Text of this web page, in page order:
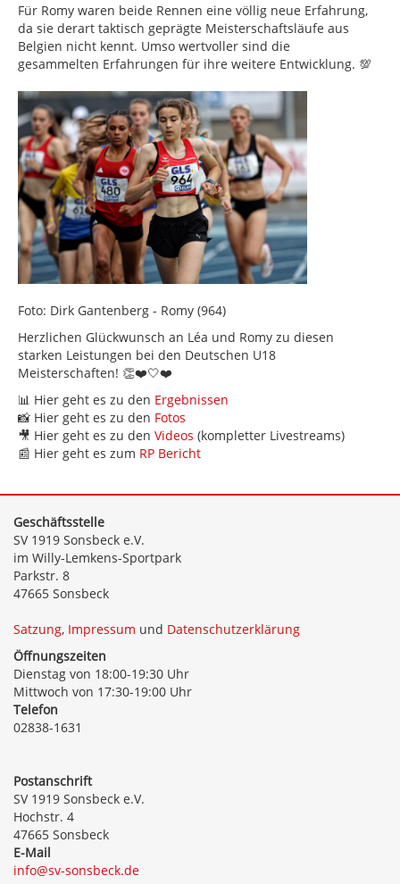
Für Romy waren beide Rennen eine völlig neue Erfahrung,
da sie derart taktisch geprägte Meisterschaftsläufe aus
Belgien nicht kennt. Umso wertvoller sind die
gesammelten Erfahrungen für ihre weitere Entwicklung. 💯
Foto: Dirk Gantenberg - Romy (964)
Herzlichen Glückwunsch an Léa und Romy zu diesen
starken Leistungen bei den Deutschen U18
Meisterschaften! 👏❤️🤍❤️
📊 Hier geht es zu den Ergebnissen
📸 Hier geht es zu den Fotos
🎥 Hier geht es zu den Videos (kompletter Livestreams)
📰 Hier geht es zum RP Bericht
Geschäftsstelle
SV 1919 Sonsbeck e.V.
im Willy-Lemkens-Sportpark
Parkstr. 8
47665 Sonsbeck
Satzung, Impressum und Datenschutzerklärung
Öffnungszeiten
Dienstag von 18:00-19:30 Uhr
Mittwoch von 17:30-19:00 Uhr
Telefon
02838-1631
Postanschrift
SV 1919 Sonsbeck e.V.
Hochstr. 4
47665 Sonsbeck
E-Mail
info@sv-sonsbeck.de